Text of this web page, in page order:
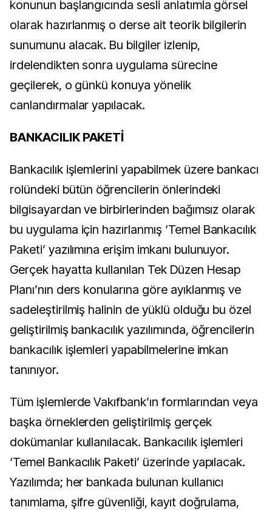
konunun başlangıcında sesli anlatımla görsel
olarak hazırlanmış o derse ait teorik bilgilerin
sunumunu alacak. Bu bilgiler izlenip,
irdelendikten sonra uygulama sürecine
geçilerek, o günkü konuya yönelik
canlandırmalar yapılacak.
BANKACILIK PAKETİ
Bankacılık işlemlerini yapabilmek üzere bankacı
rolündeki bütün öğrencilerin önlerindeki
bilgisayardan ve birbirlerinden bağımsız olarak
bu uygulama için hazırlanmış ‘Temel Bankacılık
Paketi’ yazılımına erişim imkanı bulunuyor.
Gerçek hayatta kullanılan Tek Düzen Hesap
Planı’nın ders konularına göre ayıklanmış ve
sadeleştirilmiş halinin de yüklü olduğu bu özel
geliştirilmiş bankacılık yazılımında, öğrencilerin
bankacılık işlemleri yapabilmelerine imkan
tanınıyor.
Tüm işlemlerde Vakıfbank’ın formlarından veya
başka örneklerden geliştirilmiş gerçek
dokümanlar kullanılacak. Bankacılık işlemleri
‘Temel Bankacılık Paketi’ üzerinde yapılacak.
Yazılımda; her bankada bulunan kullanıcı
tanımlama, şifre güvenliği, kayıt doğrulama,